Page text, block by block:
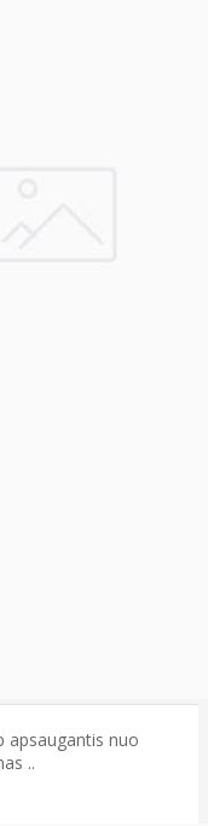
apsaugantis nuo
..